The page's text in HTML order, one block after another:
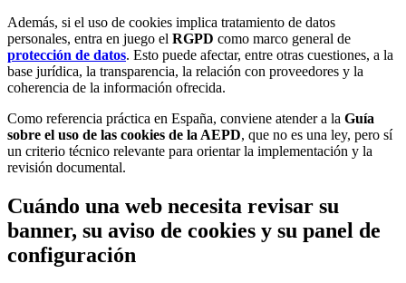
Además, si el uso de cookies implica tratamiento de datos
personales, entra en juego el RGPD como marco general de
protección de datos. Esto puede afectar, entre otras cuestiones, a la
base jurídica, la transparencia, la relación con proveedores y la
coherencia de la información ofrecida.
Como referencia práctica en España, conviene atender a la Guía
sobre el uso de las cookies de la AEPD, que no es una ley, pero sí
un criterio técnico relevante para orientar la implementación y la
revisión documental.
Cuándo una web necesita revisar su
banner, su aviso de cookies y su panel de
configuración